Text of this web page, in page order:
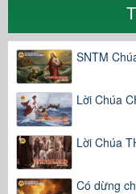
SNTM
Lời Chúa
Lời Chúa
Có dừng